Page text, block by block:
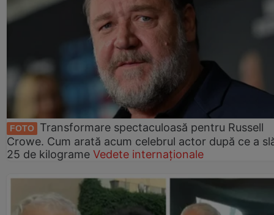
FOTO
Transformare spectaculoasă pentru Russell
Crowe. Cum arată acum celebrul actor după ce a
25 de kilograme Vedete internaționale